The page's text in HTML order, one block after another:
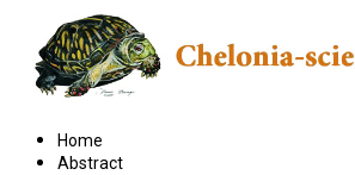
Home
Abstract